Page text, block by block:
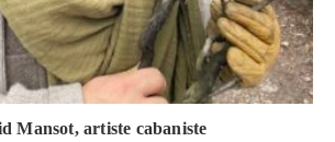
Mansot, artiste cabaniste